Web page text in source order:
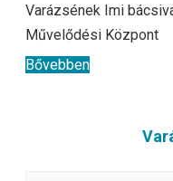
Varázsének Imi
Művelődési Központ
Bővebben